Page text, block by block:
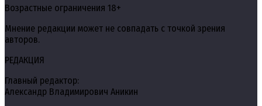
Возрастные ограничения 18+
Мнение редакции может не совпадать с точкой зрения
авторов.
РЕДАКЦИЯ
Главный редактор:
Александр Владимирович Аникин